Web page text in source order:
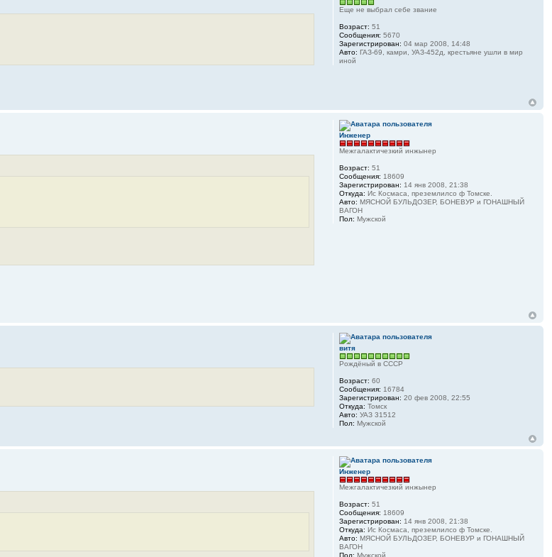
Еще не выбрал себе звание
Возраст: 51
Сообщения: 5670
Зарегистрирован: 04 мар 2008, 14:48
Авто: ГАЗ-69, камри, УАЗ-452д, крестьяне ушли в мир
иной
Инженер
Межгалактичезкий инжынер
Возраст: 51
Сообщения: 18609
Зарегистрирован: 14 янв 2008, 21:38
Откуда: Ис Космаса, преземлилсо ф Томске.
Авто: МЯСНОЙ БУЛЬДОЗЕР, БОНЕВУР и ГОНАШНЫЙ
ВАГОН
Пол: Мужской
витя
Рождёный в СССР
Возраст: 60
Сообщения: 16784
Зарегистрирован: 20 фев 2008, 22:55
Откуда: Томск
Авто: УАЗ 31512
Пол: Мужской
Инженер
Межгалактичезкий инжынер
Возраст: 51
Сообщения: 18609
Зарегистрирован: 14 янв 2008, 21:38
Откуда: Ис Космаса, преземлилсо ф Томске.
Авто: МЯСНОЙ БУЛЬДОЗЕР, БОНЕВУР и ГОНАШНЫЙ
ВАГОН
Пол: Мужской